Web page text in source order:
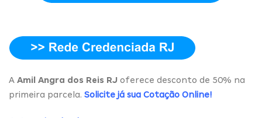
A Amil Angra dos Reis RJ oferece desconto de 50% na
primeira parcela. Solicite já sua Cotação Online!